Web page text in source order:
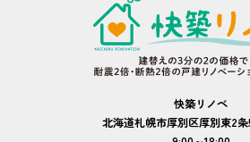
快築リノベ
北海道札幌市厚別区厚別東2